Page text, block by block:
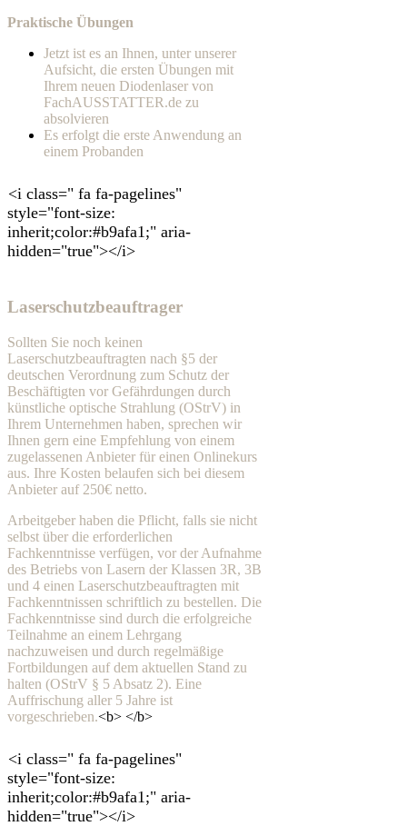
Praktische Übungen
Jetzt ist es an Ihnen, unter unserer
Aufsicht, die ersten Übungen mit
Ihrem neuen Diodenlaser von
FachAUSSTATTER.de zu
absolvieren
Es erfolgt die erste Anwendung an
einem Probanden
<i class=" fa fa-pagelines"
style="font-size:
inherit;color:#b9afa1;" aria-
hidden="true"></i>
Laserschutzbeauftrager
Sollten Sie noch keinen
Laserschutzbeauftragten nach §5 der
deutschen Verordnung zum Schutz der
Beschäftigten vor Gefährdungen durch
künstliche optische Strahlung (OStrV) in
Ihrem Unternehmen haben, sprechen wir
Ihnen gern eine Empfehlung von einem
zugelassenen Anbieter für einen Onlinekurs
aus. Ihre Kosten belaufen sich bei diesem
Anbieter auf 250€ netto.
Arbeitgeber haben die Pflicht, falls sie nicht
selbst über die erforderlichen
Fachkenntnisse verfügen, vor der Aufnahme
des Betriebs von Lasern der Klassen 3R, 3B
und 4 einen Laserschutzbeauftragten mit
Fachkenntnissen schriftlich zu bestellen. Die
Fachkenntnisse sind durch die erfolgreiche
Teilnahme an einem Lehrgang
nachzuweisen und durch regelmäßige
Fortbildungen auf dem aktuellen Stand zu
halten (OStrV § 5 Absatz 2). Eine
Auffrischung aller 5 Jahre ist
vorgeschrieben.<b> </b>
<i class=" fa fa-pagelines"
style="font-size:
inherit;color:#b9afa1;" aria-
hidden="true"></i>